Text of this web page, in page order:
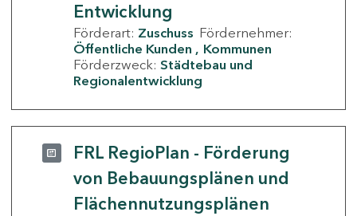
Entwicklung
Förderart: Zuschuss Fördernehmer:
Öffentliche Kunden
Kommunen
Förderzweck: Städtebau und
Regionalentwicklung
FRL RegioPlan - Förderung
von Bebauungsplänen und
Flächennutzungsplänen